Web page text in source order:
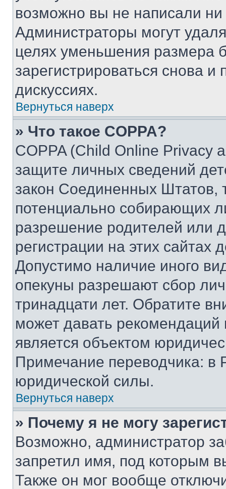
возможно вы не написали
Администраторы могут
целях уменьшения размера
зарегистрироваться снова и
дискуссиях.
Вернуться наверх
» Что такое COPPA?
COPPA (Child Online Privacy
защите личных сведений
закон Соединенных Штатов,
потенциально собирающих
разрешение родителей или
регистрации на этих сайтах
Допустимо наличие иного
опекуны разрешают сбор
тринадцати лет. Обратите
может давать
является объектом
Примечание переводчика: в
юридической силы.
Вернуться наверх
» Почему я не могу
Возможно, администратор
запретил имя, под которым
Также он мог вообще